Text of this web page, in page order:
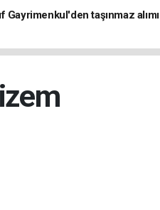
Gayrimenkul'den taşınmaz alımı